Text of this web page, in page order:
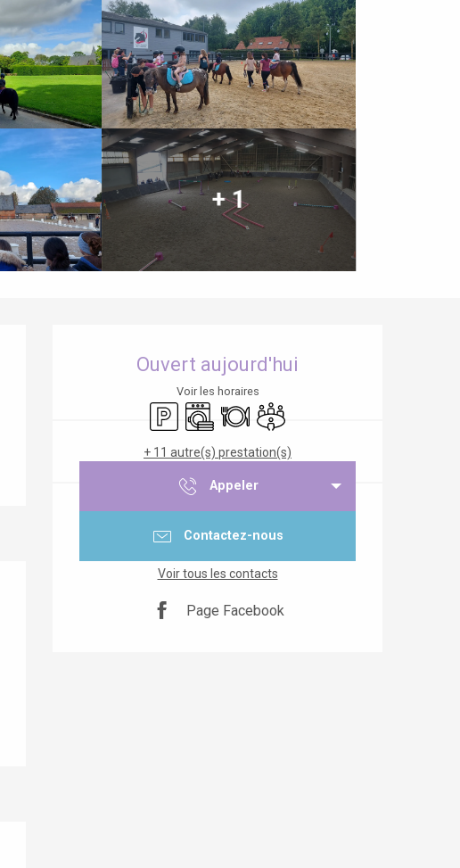
+ 1
Ouvert aujourd'hui
Voir les horaires
ParkingLave lingeRestaurantSalle de réunion
+ 11 autre(s) prestation(s)
Appeler
Contactez-nous
Voir tous les contacts
Page Facebook